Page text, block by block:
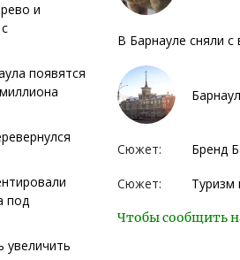
и
появятся
под
увеличить
В Барнауле сняли
Сюжет: Бренд
Сюжет: Туризм
Чтобы сообщить